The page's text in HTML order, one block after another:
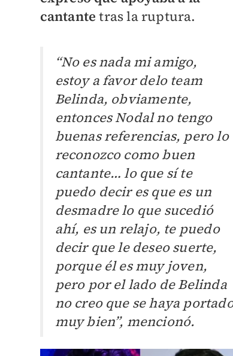
cantante tras la ruptura.
“No es nada mi amigo,
estoy a favor delo team
Belinda, obviamente,
entonces Nodal no tengo
buenas referencias, pero lo
reconozco como buen
cantante… lo que sí te
puedo decir es que es un
desmadre lo que sucedió
ahí, es un relajo, te puedo
decir que le deseo suerte,
porque él es muy joven,
pero por el lado de Belinda
no creo que se haya
muy bien”, mencionó.